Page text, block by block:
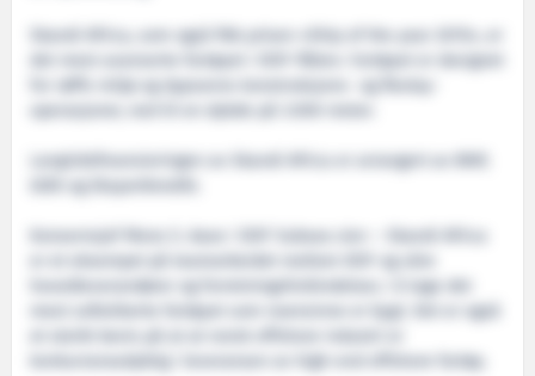
Skandi Africa, som også fikk prisen «Ship of the year 2015», er
det mest avanserte fartøyet i DOF-flåten. Fartøyet er designet
for røffe miljø og dypvanns konstruksjons- og flexlay-
operasjoner, ned til en dybde på 3.000 meter.
Langtidsfinansieringen av Skandi Africa er arrangert av BNP,
GIEK og Eksportkreditt.
Konsernsjef Mons S. Aase i DOF Subsea sier: – Skandi Africa
er et eksempel på teamarbeidet mellom DOF og våre
hovedleverandører og forretningsforbindelser, i å lage det
mest sofistikerte fartøyet som noensinne er bygt. Det er også
et sterkt bevis på at at norsk offshore industri er
konkurransedyktig i leveransen av high-end offshore fartøy.